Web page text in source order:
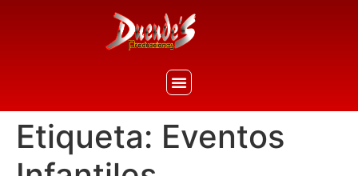
Etiqueta: Eventos